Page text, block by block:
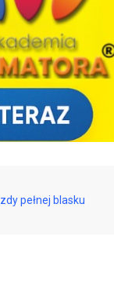
pełnej blasku